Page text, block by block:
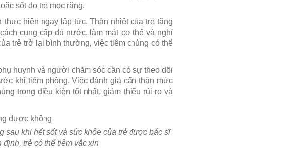
sốt do trẻ mọc răng.
hiện ngay lập tức. Thân nhiệt của trẻ tăng
cung cấp đủ nước, làm mát cơ thể và nghỉ
trẻ trở lại bình thường, việc tiêm chủng có thể
huynh và người chăm sóc cần có sự theo dõi
khi tiêm phòng. Việc đánh giá cẩn thận mức
trong điều kiện tốt nhất, giảm thiểu rủi ro và
sau khi hết sốt và sức khỏe của trẻ được bác sĩ
trẻ có thể tiêm vắc xin